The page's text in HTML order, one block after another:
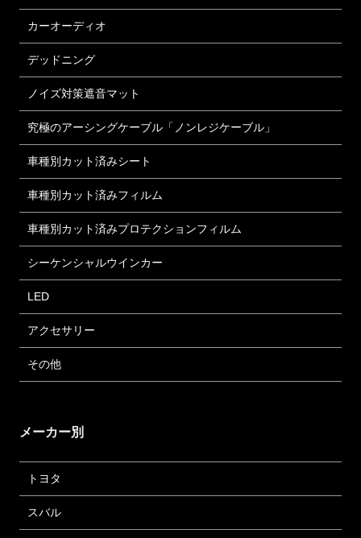
カーオーディオ
デッドニング
ノイズ対策遮音マット
究極のアーシングケーブル「ノンレジケーブル」
車種別カット済みシート
車種別カット済みフィルム
車種別カット済みプロテクションフィルム
シーケンシャルウインカー
LED
アクセサリー
その他
メーカー別
トヨタ
スバル